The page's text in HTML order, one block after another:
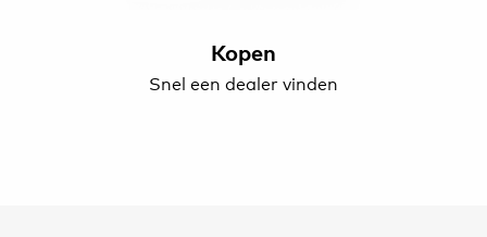
Kopen
Snel een dealer vinden